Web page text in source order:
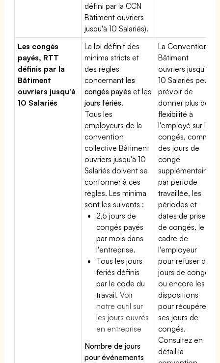
défini par la CCN
Bâtiment ouvriers
jusqu'à 10 Salariés).
Les congés
payés, RTT
définis par la
Bâtiment
ouvriers jusqu'à
10 Salariés
La loi définit des
minima stricts et
des règles
concernantles
congés payés et les
jours fériés.
Tous les
employeurs de la
convention
collective Bâtiment
ouvriers jusqu'à 10
Salariés doivent se
conformer à ces
règles. Les minima
sont les suivants :
2,5 jours de
congés payés
par mois dans
l'entreprise.
Tous les jours
fériés définis
par le code du
travail.Voir
notre outil sur
les jours ouvrés
en entreprise
Nombre de jours
pour événements
La Convention
Bâtiment
ouvriers jusqu'à
10 Salariés peut
prévoir de
donner plus de
flexibilité à
l'employé sur les
congés, comme
des jours de
congé
supplémentaires
par période
travaillée, les
périodes et
dates de prise
de congés, le
cadre de
l'employeur
pour refuser des
jours de congés
ou encore les
dispositions
pour récupérer
ses jours de
congés.
Consultez en
détail la